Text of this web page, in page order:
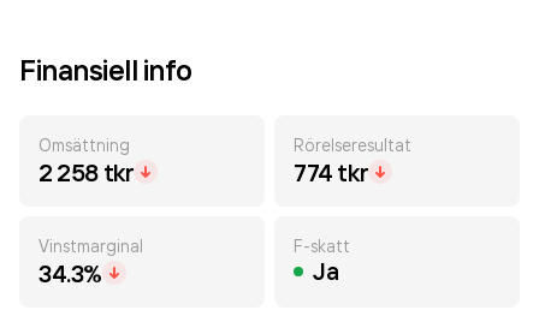
Finansiell info
Omsättning
2 258 tkr
Rörelseresultat
774 tkr
Vinstmarginal
34.3%
F-skatt
Ja